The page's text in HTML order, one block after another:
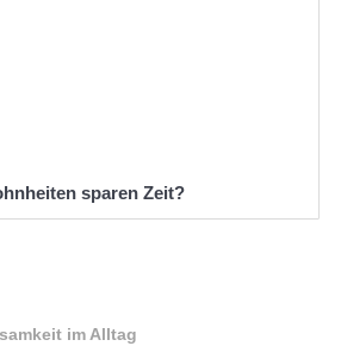
sparen Zeit?
im Alltag